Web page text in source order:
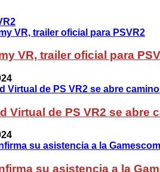
VR, trailer oficial para
Virtual de PS VR2 se abre
su asistencia a la